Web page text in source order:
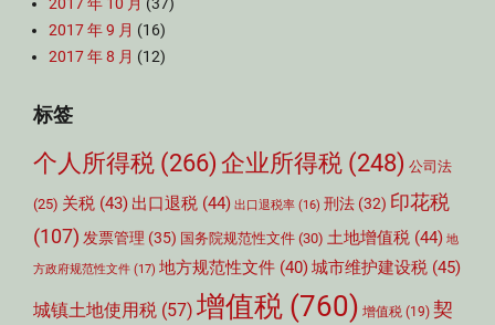
2017 年 9 月 (16)
2017 年 8 月 (12)
标签
个人所得税 (266) 企业所得税 (248) 公司法
(25) 关税 (43) 出口退税 (44) 出口退税率 (16) 刑法 (32) 印花税
(107) 发票管理 (35) 国务院规范性文件 (30) 土地增值税 (44) 地
方政府规范性文件 (17) 地方规范性文件 (40)城市维护建设税 (45)
城镇土地使用税 (57) 增值税 (760) 增值税 (19) 契